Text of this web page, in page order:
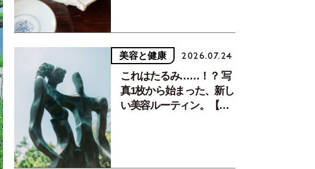
美容と健康 2026.07.24
これはたるみ……！？ 写
真1枚から始まった、新し
い美容ルーティン。【中